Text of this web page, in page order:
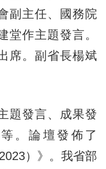
副主任、國務院
堂作主題發言。
席。副省長楊斌
發言、成果發
。論壇發佈了
）》。我省部